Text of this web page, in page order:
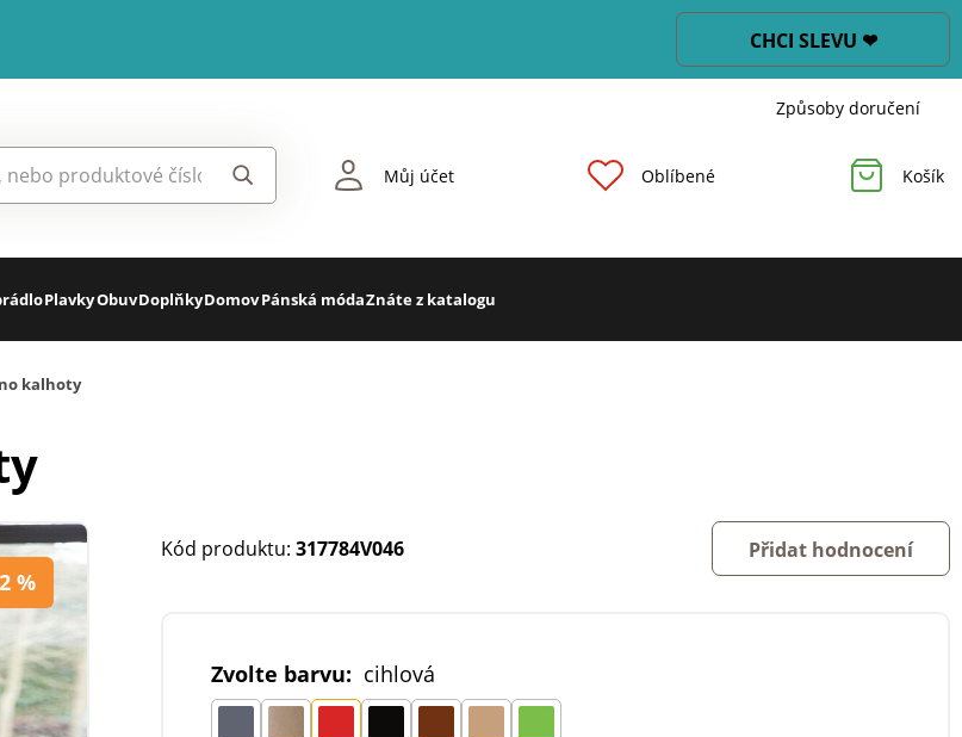
CHCI SLEVU ❤
Způsoby doručení
Můj účet Oblíbené Košík
PlavkyObuvDoplňkyDomovPánská módaZnáte z katalogu
kalhoty
%
Kód produktu: 317784V046 Přidat hodnocení
Zvolte barvu: cihlová